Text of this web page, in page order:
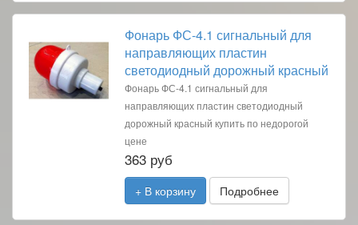
Фонарь ФС-4.1 сигнальный для
направляющих пластин
светодиодный дорожный красный
Фонарь ФС-4.1 сигнальный для
направляющих пластин светодиодный
дорожный красный купить по недорогой
цене
363 руб
+ В корзину Подробнее